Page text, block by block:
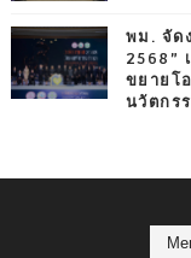
พม. จัด
2568”
ขยายโ
นวัตกร